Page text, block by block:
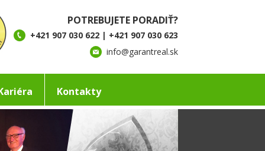
POTREBUJETE PORADIŤ?
+421 907 030 622 | +421 907 030 623
info@garantreal.sk
Kontakty